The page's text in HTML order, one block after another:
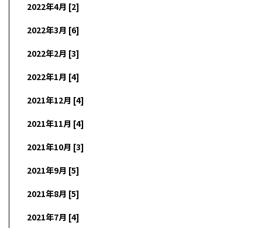
2022年4月 [2]
2022年3月 [6]
2022年2月 [3]
2022年1月 [4]
2021年12月 [4]
2021年11月 [4]
2021年10月 [3]
2021年9月 [5]
2021年8月 [5]
2021年7月 [4]